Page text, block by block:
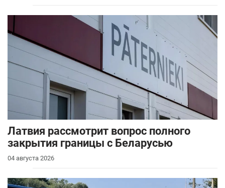
Латвия рассмотрит вопрос полного
закрытия границы с Беларусью
04 августа 2026